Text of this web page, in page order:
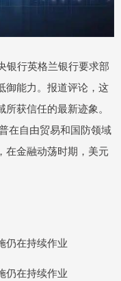
银行英格兰银行要求部
御能力。报道评论，这
获信任的最新迹象。
在自由贸易和国防领域
在金融动荡时期，美元
仍在持续作业
仍在持续作业